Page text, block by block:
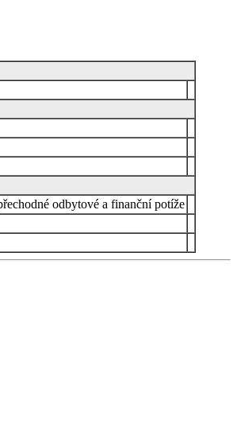
odbytové a finanční potíže